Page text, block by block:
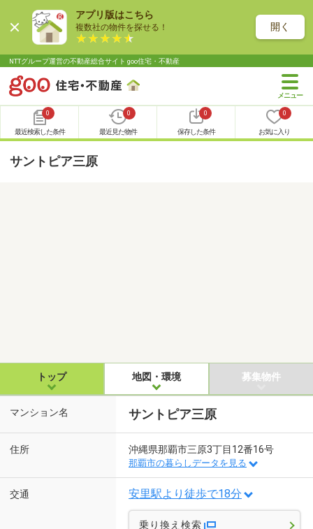
アプリ版はこちら
複数社の物件を探せる！ 開く
NTTグループ運営の不動産総合サイト goo住宅・不動産
0
最近検索した条件
0
最近見た物件
0
保存した条件
0
お気に入り
サントピア三原
トップ 地図・環境 募集物件
マンション名 サントピア三原
住所 沖縄県那覇市三原3丁目12番16号
那覇市の暮らしデータを見る
交通 安里駅より徒歩で18分
乗り換え検索